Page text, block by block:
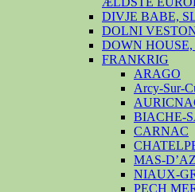
DIVJE BABE,
DOLNI
DOWN
FRANKRIG
ARAGO
Arcy-Sur-
BIACHE-
CARNAC
MAS-
NIAUX-
PECH